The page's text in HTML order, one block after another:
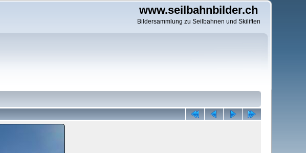
www.seilbahnbilder.ch
Bildersammlung zu Seilbahnen und Skiliften